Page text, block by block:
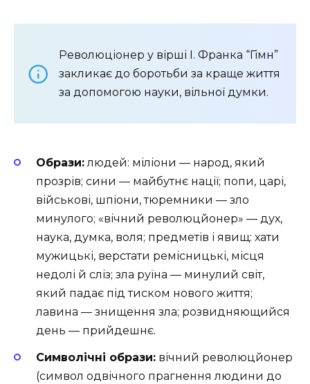
Революціонер у вірші І. Франка “Гімн”
закликає до боротьби за краще життя
за допомогою науки, вільної думки.
Образи:людей: міліони — народ, який
прозрів; сини — майбутнє нації; попи, царі,
військові, шпіони, тюремники — зло
минулого; «вічний революцйонер» — дух,
наука, думка, воля; предметів і явищ: хати
мужицькі, верстати ремісницькі, місця
недолі й сліз; зла руїна — минулий світ,
який падає під тиском нового життя;
лавина — знищення зла; розвидняющийся
день — прийдешнє.
Символічні образи: вічний революцйонер
(символ одвічного прагнення людини до